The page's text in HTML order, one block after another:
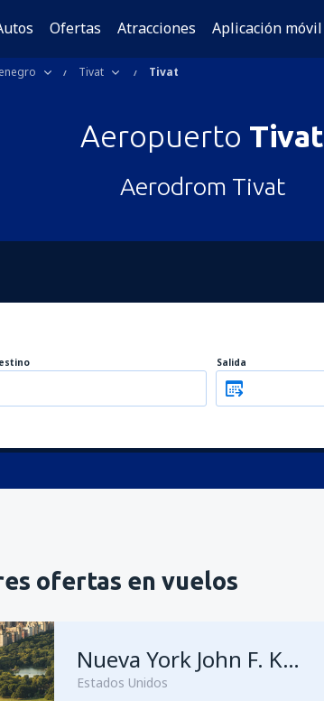
Ofertas Atracciones Aplicación móvil
Tivat Tivat
Aeropuerto Tivat
Aerodrom Tivat
Salida
ofertas en vuelos
Nueva York John F. Kennedy
Estados Unidos